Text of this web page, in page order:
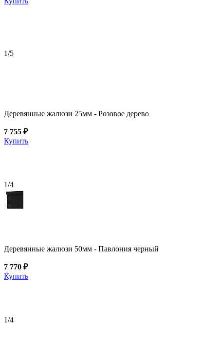
1/5
Деревянные жалюзи 25мм - Розовое дерево
7 755 ₽
Купить
1/4
Деревянные жалюзи 50мм - Павлония черный
7 770 ₽
Купить
1/4